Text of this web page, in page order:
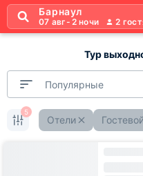
Барнаул
07 авг- 2 ночи 2
Тур
Популярные
Отели
5